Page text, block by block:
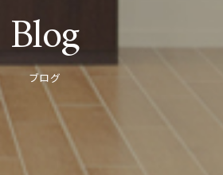
Blog
ブログ